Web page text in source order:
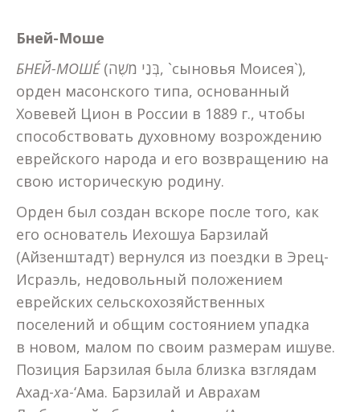
Бней-Моше
БНЕЙ-МОШЕ́(בְּנֵי מֹשֶׁה, `сыновья Моисея`),
орден масонского типа, основанный
Ховевей Цион в России в 1889 г., чтобы
способствовать духовному возрождению
еврейского народа и его возвращению на
свою историческую родину.
Орден был создан вскоре после того, как
его основатель Иехошуа Барзилай
(Айзенштадт) вернулся из поездки в Эрец-
Исраэль, недовольный положением
еврейских сель­ско­хо­зяй­ст­вен­ных
поселений и общим состоянием упадка
в новом, малом по своим размерам ишуве.
Позиция Барзилая была близка взглядам
Ахад-ха-‘Ама. Барзилай и Аврахам